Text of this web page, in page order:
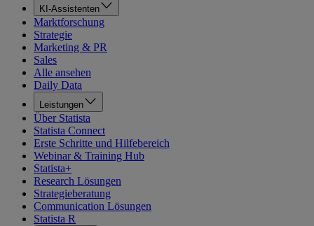
KI-Assistenten
Marktforschung
Strategie
Marketing & PR
Sales
Alle ansehen
Daily Data
Leistungen
Über Statista
Statista Connect
Erste Schritte und Hilfebereich
Webinar & Training Hub
Statista+
Research Lösungen
Strategieberatung
Communication Lösungen
Statista R